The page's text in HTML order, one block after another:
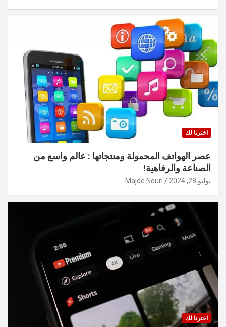
اخترنا لك
عصر الهواتف المحمولة ومنتجاتها : عالم واسع من
الصناعة والرفاهية!
يوليو 28, 2024 Majde Nouri
اخترنا لك